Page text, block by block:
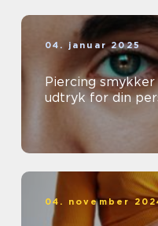
04. januar 2025
Piercing
udtryk for din
04. november